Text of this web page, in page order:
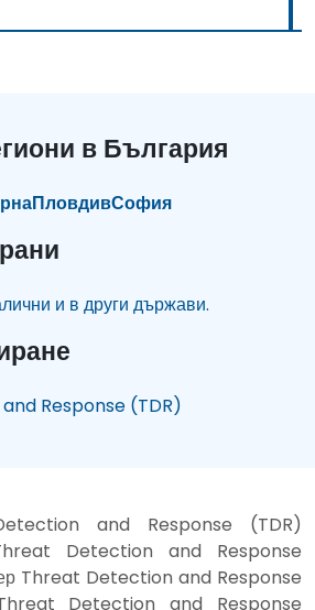
в България
ПловдивСофия
и в други държави.
Response (TDR)
and Response (TDR)
Detection and Response
Threat Detection and Response
Detection and Response